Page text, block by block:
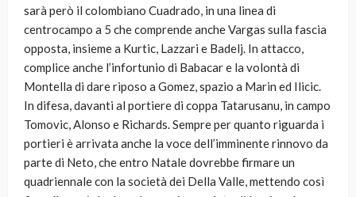
sarà però il colombiano Cuadrado, in una linea di
centrocampo a 5 che comprende anche Vargas sulla fascia
opposta, insieme a Kurtic, Lazzari e Badelj. In attacco,
complice anche l’infortunio di Babacar e la volontà di
Montella di dare riposo a Gomez, spazio a Marin ed Ilicic.
In difesa, davanti al portiere di coppa Tatarusanu, in campo
Tomovic, Alonso e Richards. Sempre per quanto riguarda i
portieri è arrivata anche la voce dell’imminente rinnovo da
parte di Neto, che entro Natale dovrebbe firmare un
quadriennale con la società dei Della Valle, mettendo così